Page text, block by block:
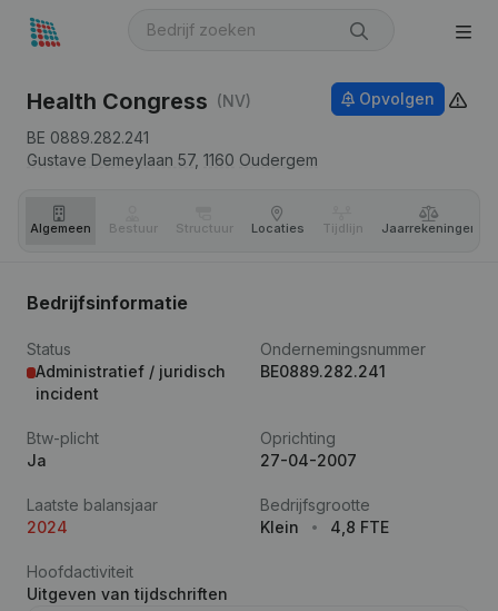
Health Congress (NV)
BE 0889.282.241
Gustave Demeylaan 57, 1160 Oudergem
Opvolgen
Algemeen Bestuur Structuur Locaties Tijdlijn Jaar­rekeningen
Bedrijfsinformatie
Status
Administratief / juridisch
incident
Ondernemingsnummer
BE0889.282.241
Btw-plicht
Ja
Oprichting
27-04-2007
Laatste balansjaar
2024
Bedrijfsgrootte
Klein
4,8 FTE
Hoofdactiviteit
Uitgeven van tijdschriften